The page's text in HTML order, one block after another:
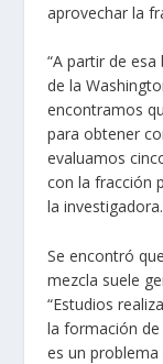
aprovechar la
“A partir de
de la
encontramos
para obtener
evaluamos
con la fracción
la investigadora.
Se encontró
mezcla suele
“Estudios
la formación
es un